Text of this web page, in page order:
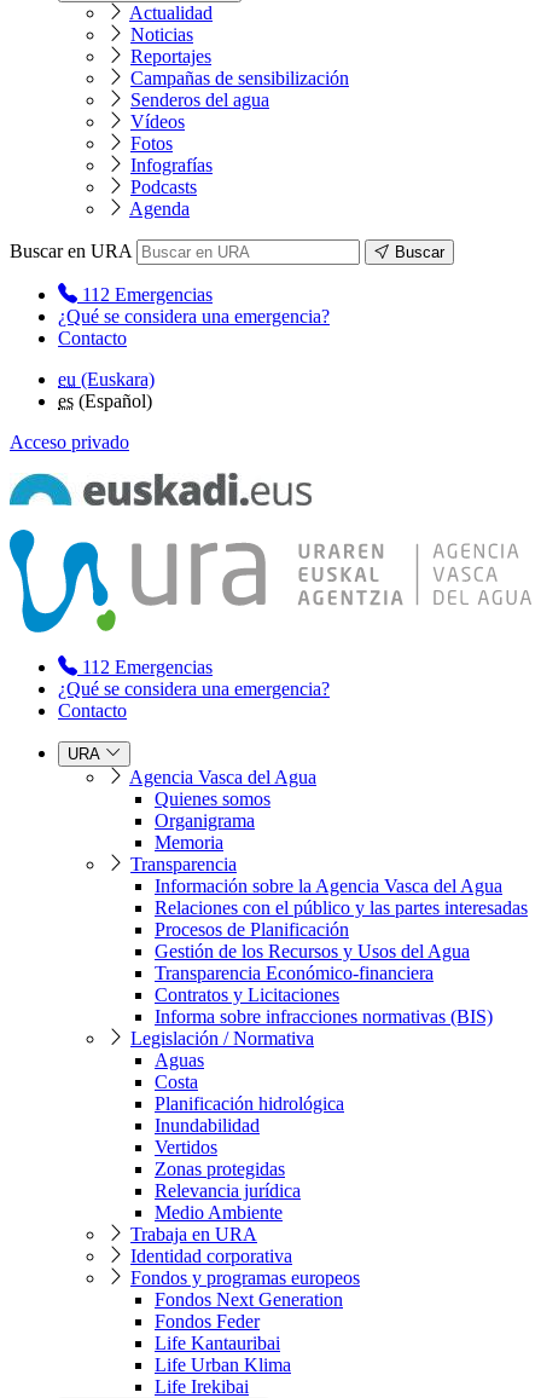
Actualidad
Noticias
Reportajes
Campañas de sensibilización
Senderos del agua
Vídeos
Fotos
Infografías
Podcasts
Agenda
Buscar en URA Buscar
112 Emergencias
¿Qué se considera una emergencia?
Contacto
eu (Euskara)
es (Español)
Acceso privado
112 Emergencias
¿Qué se considera una emergencia?
Contacto
URA
Agencia Vasca del Agua
Quienes somos
Organigrama
Memoria
Transparencia
Información sobre la Agencia Vasca del Agua
Relaciones con el público y las partes interesadas
Procesos de Planificación
Gestión de los Recursos y Usos del Agua
Transparencia Económico-financiera
Contratos y Licitaciones
Informa sobre infracciones normativas (BIS)
Legislación / Normativa
Aguas
Costa
Planificación hidrológica
Inundabilidad
Vertidos
Zonas protegidas
Relevancia jurídica
Medio Ambiente
Trabaja en URA
Identidad corporativa
Fondos y programas europeos
Fondos Next Generation
Fondos Feder
Life Kantauribai
Life Urban Klima
Life Irekibai